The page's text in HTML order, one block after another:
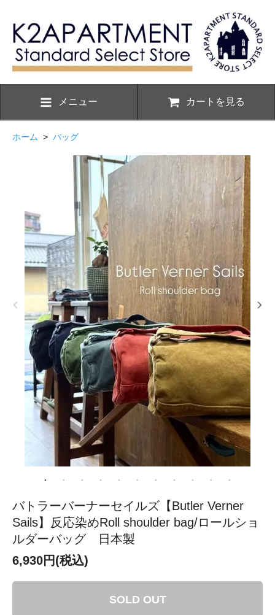
メニュー カートを見る
ホーム > バッグ
バトラーバーナーセイルズ【Butler Verner
Sails】反応染めRoll shoulder bag/ロールショ
ルダーバッグ 日本製
6,930円(税込)
SOLD OUT